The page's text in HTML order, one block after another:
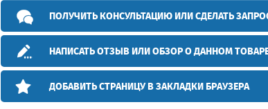
ПОЛУЧИТЬ КОНСУЛЬТАЦИЮ ИЛИ СДЕЛАТЬ
НАПИСАТЬ ОТЗЫВ ИЛИ ОБЗОР О ДАННОМ
ДОБАВИТЬ СТРАНИЦУ В ЗАКЛАДКИ БРАУЗЕРА